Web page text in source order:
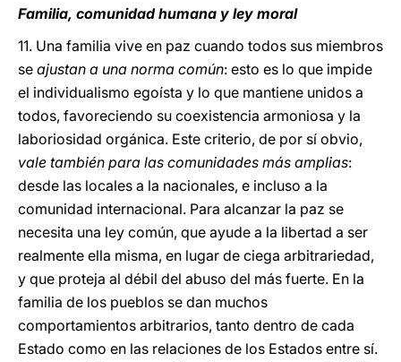
Familia, comunidad humana y ley moral
11. Una familia vive en paz cuando todos sus miembros
se ajustan a una norma común: esto es lo que impide
el individualismo egoísta y lo que mantiene unidos a
todos, favoreciendo su coexistencia armoniosa y la
laboriosidad orgánica. Este criterio, de por sí obvio,
vale también para las comunidades más amplias:
desde las locales a la nacionales, e incluso a la
comunidad internacional. Para alcanzar la paz se
necesita una ley común, que ayude a la libertad a ser
realmente ella misma, en lugar de ciega arbitrariedad,
y que proteja al débil del abuso del más fuerte. En la
familia de los pueblos se dan muchos
comportamientos arbitrarios, tanto dentro de cada
Estado como en las relaciones de los Estados entre sí.